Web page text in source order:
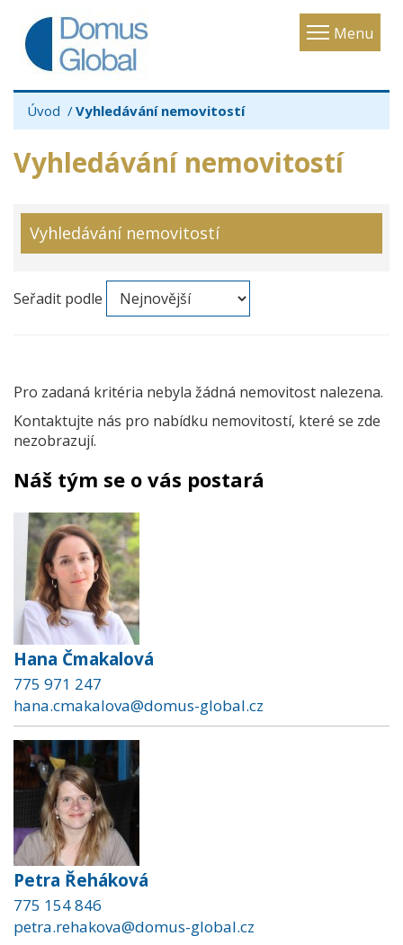
Menu
Toggle
Úvod Vyhledávání nemovitostí
Vyhledávání nemovitostí
Vyhledávání nemovitostí
Seřadit podle
Pro zadaná kritéria nebyla žádná nemovitost nalezena.
Kontaktujte nás pro nabídku nemovitostí, které se zde
nezobrazují.
Náš tým se o vás postará
Hana Čmakalová
775 971 247
hana.cmakalova@domus-global.cz
Petra Řeháková
775 154 846
petra.rehakova@domus-global.cz